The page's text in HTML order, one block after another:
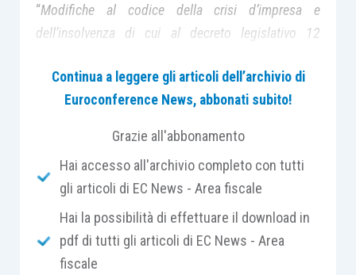
“Modifiche al codice della crisi d’impresa e
dell’insolvenza di cui al decreto legislativo 12
(UE) 2019/1023 (c.d. Insolvency) del Parlamento
europeo e del Consiglio del 20 giugno 2019
aumentare l’efficacia delle procedure di
ristrutturazione, insolvenza ed esdebitazione
modifica la direttiva (UE) 2017/1132 (direttiva sulla
ristrutturazione e sull’insolvenza) ”.
Continua a leggere gli articoli dell’archivio di
Euroconference News, abbonati subito!
Grazie all'abbonamento
Hai accesso all'archivio completo con tutti
gli articoli di EC News - Area fiscale
Hai la possibilità di effettuare il download in
pdf di tutti gli articoli di EC News - Area
fiscale